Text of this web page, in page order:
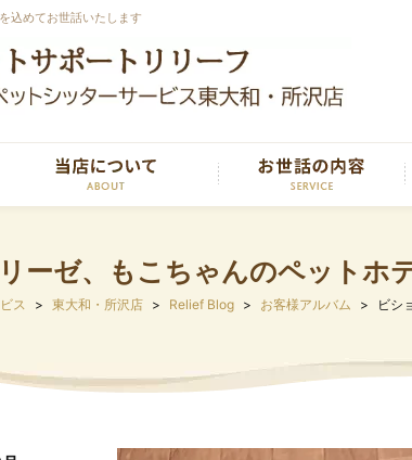
込めてお世話いたします
ーゼ、もこちゃんのペットホ
ス 東大和・所沢店 Relief Blog お客様アルバム ビシ